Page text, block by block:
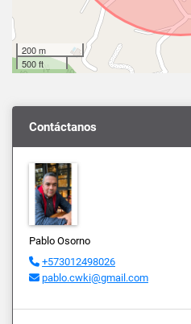
200 m
500 ft
Contáctanos
Pablo Osorno
+573012498026
pablo.cwki@gmail.com